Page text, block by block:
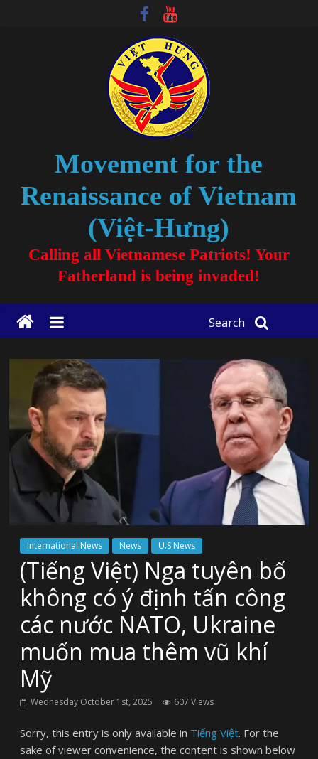
Movement for the
Renaissance of Vietnam
(Việt-Hưng)
Calling all Vietnamese Patriots! Your
Fatherland is being invaded!
Search
International News News U.S News
(Tiếng Việt) Nga tuyên bố
không có ý định tấn công
các nước NATO, Ukraine
muốn mua thêm vũ khí
Mỹ
Wednesday October 1st, 2025 607 Views
Sorry, this entry is only available in Tiếng Việt. For the
sake of viewer convenience, the content is shown below